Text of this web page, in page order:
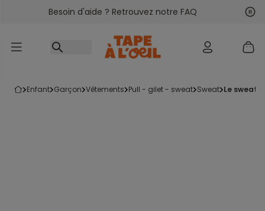
Accéder au contenu
Besoin d'aide ? Retrouvez notre FAQ
enfant garçon vêtements pull - gilet - sweat sweat le sweat